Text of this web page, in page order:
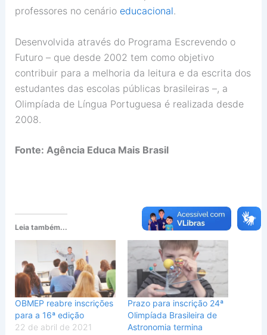
professores no cenário educacional.
Desenvolvida através do Programa Escrevendo o
Futuro – que desde 2002 tem como objetivo
contribuir para a melhoria da leitura e da escrita dos
estudantes das escolas públicas brasileiras –, a
Olimpíada de Língua Portuguesa é realizada desde
2008.
Fonte: Agência Educa Mais Brasil
Leia também...
OBMEP reabre inscrições
para a 16ª edição
22 de abril de 2021
Prazo para inscrição 24ª
Olimpíada Brasileira de
Astronomia termina